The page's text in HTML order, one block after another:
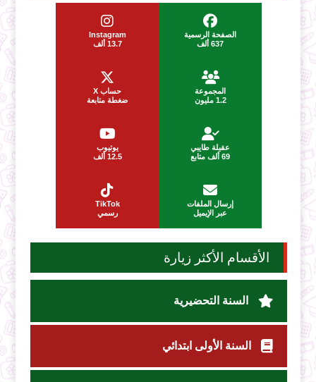
الصفحة الرسمية
637 ألف
Instagram
13.7 ألف
المجموعة
1.2 مليون
حساب X
ضغطة متابعة
عقيلة طايبي
69 ألف متابع
يوتيوب
12.5 ألف
إرسال الملفات
عبر الإيميل
TikTok
رسمي
الأقسام الأكثر زيارة
السنة التحضيرية
السنة الأولى ابتدائي